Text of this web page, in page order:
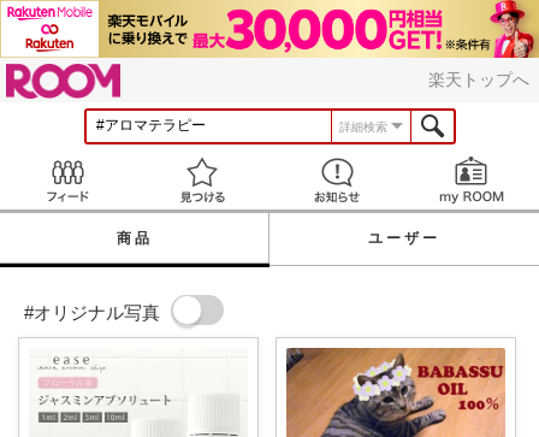
楽天トップへ
詳細検索
見つける お知らせ
商品 ユーザー
#オリジナル写真